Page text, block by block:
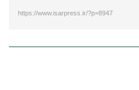
https://www.isarpress.ir/?p=8947